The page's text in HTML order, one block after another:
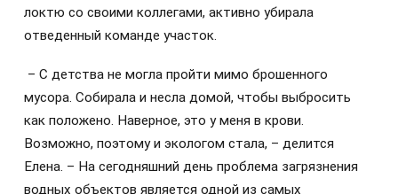
локтю со своими коллегами, активно убирала
отведенный команде участок.
– С детства не могла пройти мимо брошенного
мусора. Собирала и несла домой, чтобы выбросить
как положено. Наверное, это у меня в крови.
Возможно, поэтому и экологом стала, – делится
Елена. – На сегодняшний день проблема загрязнения
водных объектов является одной из самых